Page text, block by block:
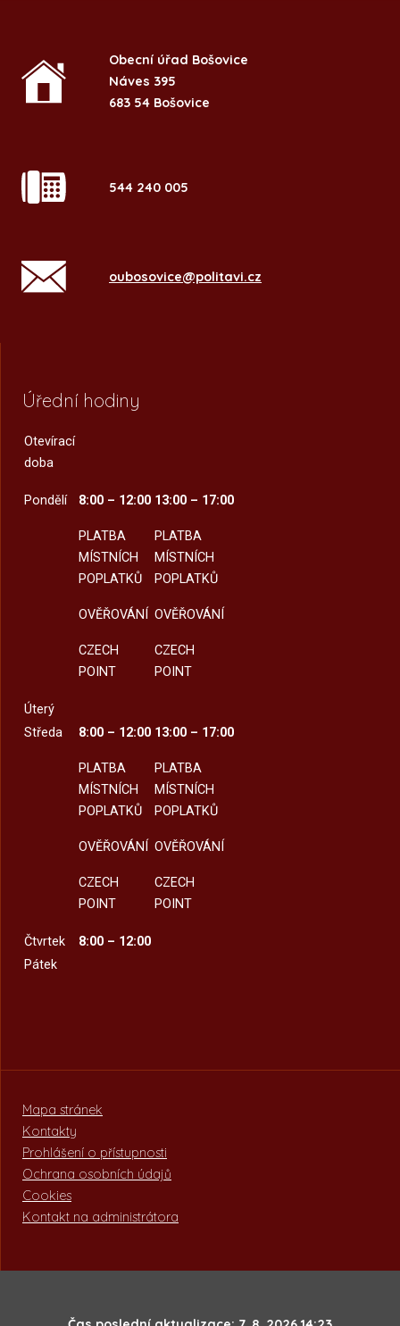
Obecní úřad Bošovice
Náves 395
683 54 Bošovice
544 240 005
oubosovice@politavi.cz
Úřední hodiny
Otevírací
doba
Pondělí 8:00 – 12:00
PLATBA
MÍSTNÍCH
POPLATKŮ
OVĚŘOVÁNÍ
CZECH
POINT
13:00 – 17:00
PLATBA
MÍSTNÍCH
POPLATKŮ
OVĚŘOVÁNÍ
CZECH
POINT
Úterý
Středa
8:00 – 12:00
PLATBA
MÍSTNÍCH
POPLATKŮ
OVĚŘOVÁNÍ
CZECH
POINT
13:00 – 17:00
PLATBA
MÍSTNÍCH
POPLATKŮ
OVĚŘOVÁNÍ
CZECH
POINT
Čtvrtek
8:00 – 12:00
Pátek
Mapa stránek
Kontakty
Prohlášení o přístupnosti
Ochrana osobních údajů
Cookies
Kontakt na administrátora